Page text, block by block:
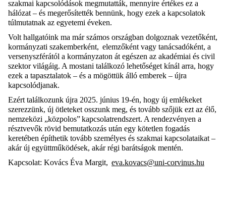
szakmai kapcsolódások megmutatták, mennyire értékes ez a
hálózat – és megerősítették bennünk, hogy ezek a kapcsolatok
túlmutatnak az egyetemi éveken.
Volt hallgatóink ma már számos országban dolgoznak vezetőként,
kormányzati szakemberként, elemzőként vagy tanácsadóként, a
versenyszférától a kormányzaton át egészen az akadémiai és civil
szektor világáig. A mostani találkozó lehetőséget kínál arra, hogy
ezek a tapasztalatok – és a mögöttük álló emberek – újra
kapcsolódjanak.
Ezért találkozunk újra 2025. június 19-én, hogy új emlékeket
szerezzünk, új ötleteket osszunk meg, és tovább szőjük ezt az élő,
nemzeközi „közpolos” kapcsolatrendszert. A rendezvényen a
résztvevők rövid bemutatkozás után egy kötetlen fogadás
keretében építhetik tovább személyes és szakmai kapcsolataikat –
akár új együttműködések, akár régi barátságok mentén.
Kapcsolat: Kovács Éva Margit, eva.kovacs@uni-corvinus.hu